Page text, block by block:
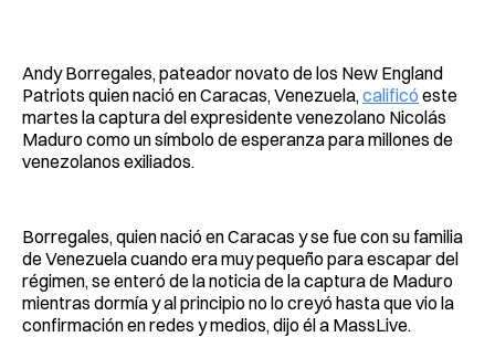
Andy Borregales, pateador novato de los New England
Patriots quien nació en Caracas, Venezuela, calificó este
martes la captura del expresidente venezolano Nicolás
Maduro como un símbolo de esperanza para millones de
venezolanos exiliados.
Borregales, quien nació en Caracas y se fue con su familia
de Venezuela cuando era muy pequeño para escapar del
régimen, se enteró de la noticia de la captura de Maduro
mientras dormía y al principio no lo creyó hasta que vio la
confirmación en redes y medios, dijo él a MassLive.